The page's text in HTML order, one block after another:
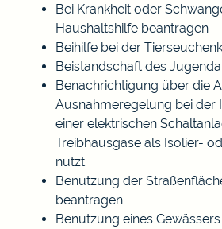
Bei Krankheit oder
Haushaltshilfe beantragen
Beihilfe bei der
Beistandschaft des
Benachrichtigung über die
Ausnahmeregelung bei der
einer elektrischen
Treibhausgase als Isolier-
nutzt
Benutzung der
beantragen
Benutzung eines